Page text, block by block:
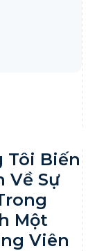
Tôi Biến
Về Sự
Một
Viên